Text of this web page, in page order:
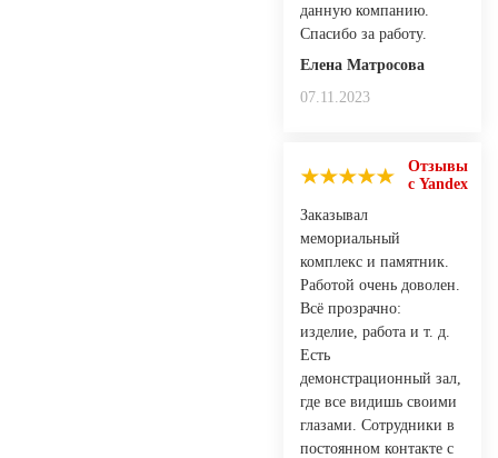
данную компанию.
Спасибо за работу.
Елена Матросова
07.11.2023
Отзывы
с Yandex
Заказывал
мемориальный
комплекс и памятник.
Работой очень доволен.
Всё прозрачно:
изделие, работа и т. д.
Есть
демонстрационный зал,
где все видишь своими
глазами. Сотрудники в
постоянном контакте с